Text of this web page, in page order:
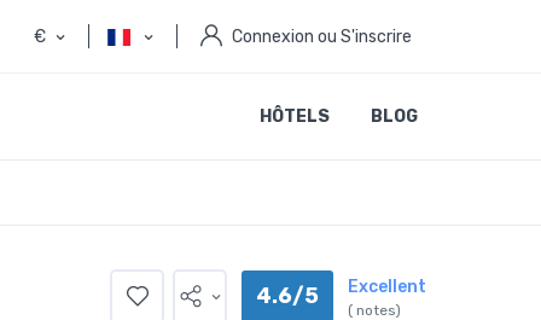
€ Connexion ou S'inscrire
HÔTELS BLOG
4.6/5 Excellent
( notes)